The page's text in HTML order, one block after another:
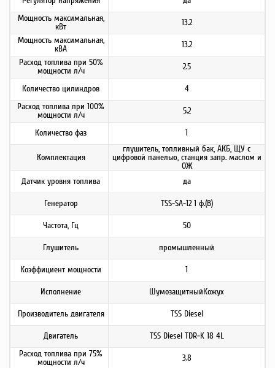
Мощность максимальная,
кВт
13.2
Мощность максимальная,
кВА
13.2
Расход топлива при 50%
мощности л/ч
2.5
Количество цилиндров
4
Расход топлива при 100%
мощности л/ч
5.2
Количество фаз 1
Комплектация
глушитель, топливный бак, АКБ, ЩУ с
цифровой панелью, станция запр. маслом и
ОЖ
Датчик уровня топлива
да
Генератор TSS-SA-12 1 ф.(B)
Частота, Гц 50
Глушитель промышленный
Коэффициент мощности 1
Исполнение ШумозащитныйКожух
Производитель двигателя TSS Diesel
Двигатель
TSS Diesel TDR-K 18 4L
Расход топлива при 75%
мощности л/ч
3.8